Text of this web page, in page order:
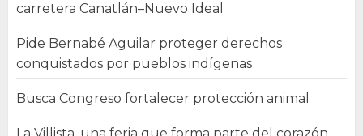
carretera Canatlán–Nuevo Ideal
Pide Bernabé Aguilar proteger derechos
conquistados por pueblos indígenas
Busca Congreso fortalecer protección animal